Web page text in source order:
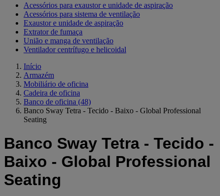
Acessórios para exaustor e unidade de aspiração
Acessórios para sistema de ventilação
Exaustor e unidade de aspiração
Extrator de fumaça
União e manga de ventilação
Ventilador centrífugo e helicoidal
Início
Armazém
Mobiliário de oficina
Cadeira de oficina
Banco de oficina (48)
Banco Sway Tetra - Tecido - Baixo - Global Professional
Seating
Banco Sway Tetra - Tecido -
Baixo - Global Professional
Seating